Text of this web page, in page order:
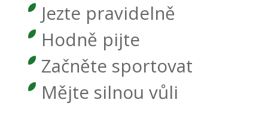
Jezte pravidelně
Hodně pijte
Začněte sportovat
Mějte silnou vůli